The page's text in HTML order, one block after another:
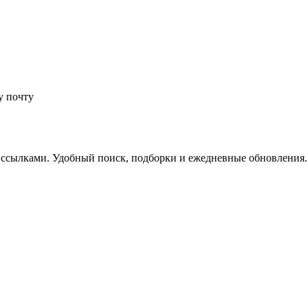
почту
Удобный поиск, подборки и ежедневные обновления.